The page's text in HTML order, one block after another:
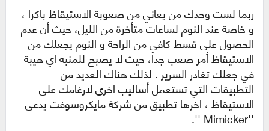
ربما لست وحدك من يعاني من صعوبة الاستيقاظ باكرا ،
و خاصة عند النوم لساعات متأخرة من الليل، حيث أن عدم
الحصول على قسط كافي من الراحة و النوم يجعلك من
الاستيقاظ أمر صعب جدا، حيث لا يصبح للمنبه اي هيبة
في جعلك تغادر السرير . لذلك هناك العديد من
التطبيقات التي تستعمل أساليب اخرى لارغامك على
الاستيقاظ ، اخرها تطبيق من شركة مايكروسوفت يدعى
''Mimicker ''.